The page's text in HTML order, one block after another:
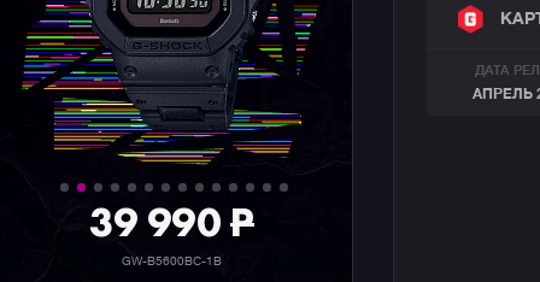
39 990P
GW-B5600BC-1B
ДАТА
АПРЕЛЬ